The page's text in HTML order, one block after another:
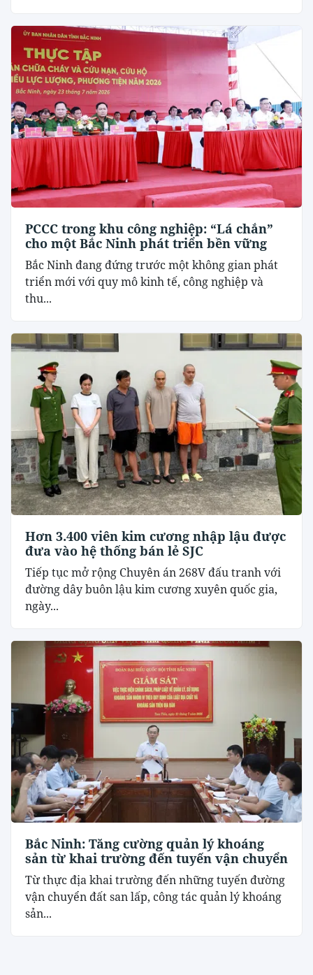
PCCC trong khu công nghiệp: “Lá chắn”
cho một Bắc Ninh phát triển bền vững
Bắc Ninh đang đứng trước một không gian phát
triển mới với quy mô kinh tế, công nghiệp và
thu...
Hơn 3.400 viên kim cương nhập lậu được
đưa vào hệ thống bán lẻ SJC
Tiếp tục mở rộng Chuyên án 268V đấu tranh với
đường dây buôn lậu kim cương xuyên quốc gia,
ngày...
Bắc Ninh: Tăng cường quản lý khoáng
sản từ khai trường đến tuyến vận chuyển
Từ thực địa khai trường đến những tuyến đường
vận chuyển đất san lấp, công tác quản lý khoáng
sản...